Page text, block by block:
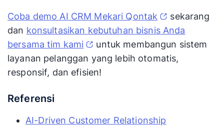
Coba demo AI CRM Mekari Qontak
sekarang
dan konsultasikan kebutuhan bisnis Anda
bersama tim kami
untuk membangun sistem
layanan pelanggan yang lebih otomatis,
responsif, dan efisien!
Referensi
AI-Driven Customer Relationship